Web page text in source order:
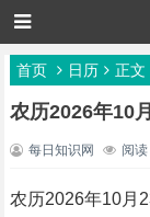
首页 日历 正文
农历2026年10
每日知识网 阅
农历2026年10月